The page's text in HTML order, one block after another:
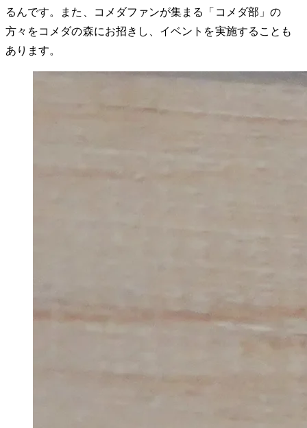
るんです。また、コメダファンが集まる「コメダ部」の
方々をコメダの森にお招きし、イベントを実施することも
あります。